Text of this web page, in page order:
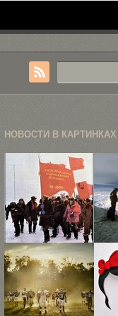
НОВОСТИ В КАРТИНКАХ
Ностальгия
по СССР:
фотоподборка